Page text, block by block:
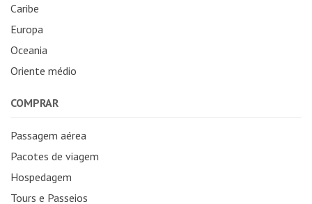
Caribe
Europa
Oceania
Oriente médio
COMPRAR
Passagem aérea
Pacotes de viagem
Hospedagem
Tours e Passeios